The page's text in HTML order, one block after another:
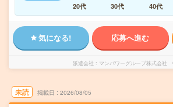
20代
30代 40代
気になる! 応募へ進む
派遣会社 マンパワーグループ株式会社
未読 掲載日 2026/08/05